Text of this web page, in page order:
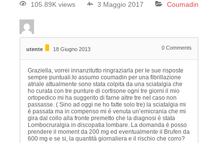
105.89K views 3 Maggio 2017 Coumadin
utente 18 Giugno 2013 0 Comments
Graziella, vorrei innanzitutto ringraziarla per le sue risposte
sempre puntuali.Io assumo coumadin per una fibrillazione
atriale attualmente sono stata colpita da una sciatalgia che
ho curata con tre punture di cortisone ogni tre giorni il mio
ortopedico mi ha suggerito di farne altre tre nel caso non
passasse. ( Sino ad oggi ne ho fatte solo tre) la sciatalgia mi
é passata ma in compenso mi é venuta un’emicrania che mi
gira dal collo alla fronte premetto che la diagnosi é stata
Lombocruralgia in discopatia lombare. La domanda é posso
prendere il moment da 200 mg ed eventualmente il Brufen da
600 mg e se si, la quantità giornaliera e il rischio che corro?